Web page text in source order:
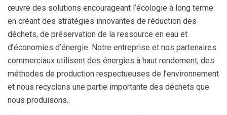
œuvre des solutions encourageant l’écologie à long terme
en créant des stratégies innovantes de réduction des
déchets, de préservation de la ressource en eau et
d’économies d’énergie. Notre entreprise et nos partenaires
commerciaux utilisent des énergies à haut rendement, des
méthodes de production respectueuses de l’environnement
et nous recyclons une partie importante des déchets que
nous produisons..